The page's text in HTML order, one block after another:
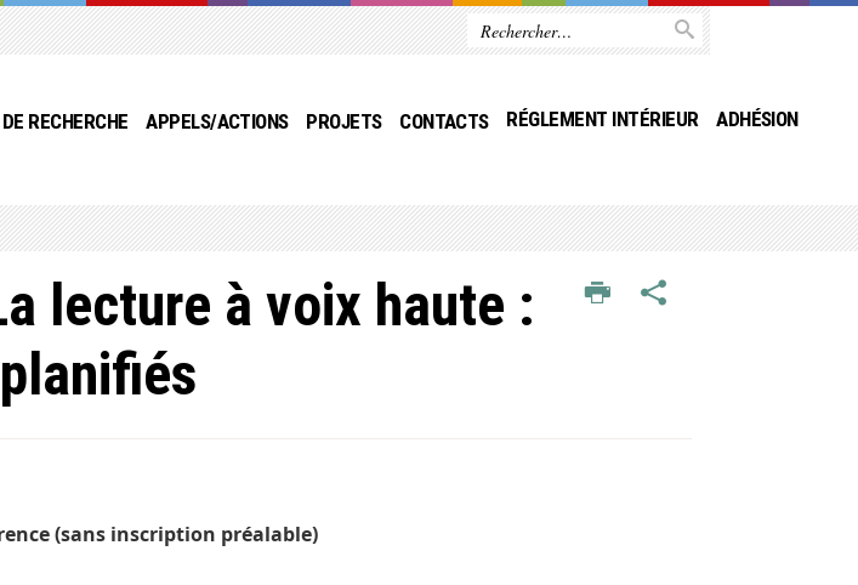
RECHERCHE APPELS/ACTIONS PROJETS CONTACTS RÉGLEMENT INTÉRIEUR ADHÉSION
lecture à voix haute :
(sans inscription préalable)